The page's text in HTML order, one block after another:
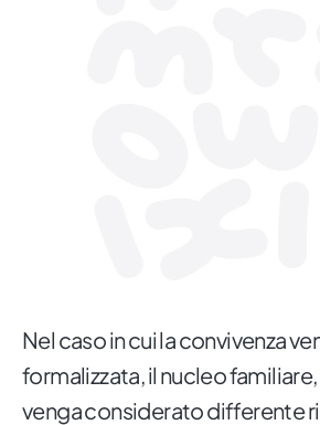
Nel caso in cui la convivenza
formalizzata, il nucleo
venga considerato differente